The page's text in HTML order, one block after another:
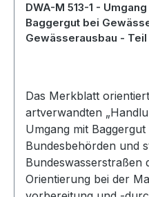
DWA-M 513-1 -
Baggergut bei
Gewässerausbau - Teil
Das Merkblatt
artverwandten
Umgang mit
Bundesbehörden und
Bundeswasserstraßen
Orientierung bei der